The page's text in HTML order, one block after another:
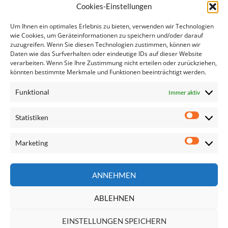
Cookies-Einstellungen
Um Ihnen ein optimales Erlebnis zu bieten, verwenden wir Technologien
wie Cookies, um Geräteinformationen zu speichern und/oder darauf
zuzugreifen. Wenn Sie diesen Technologien zustimmen, können wir
Daten wie das Surfverhalten oder eindeutige IDs auf dieser Website
verarbeiten. Wenn Sie Ihre Zustimmung nicht erteilen oder zurückziehen,
könnten bestimmte Merkmale und Funktionen beeinträchtigt werden.
Funktional Immer aktiv
Statistiken
Marketing
ANNEHMEN
ABLEHNEN
EINSTELLUNGEN SPEICHERN
Ähnliche Artikel:
Newsletter November I
Sozial- und beschäftigungspolitische…
Newsletter November
Anfrage: Jugendarbeitslosigkeit
Newsletter Dezember
Seite
Impressum